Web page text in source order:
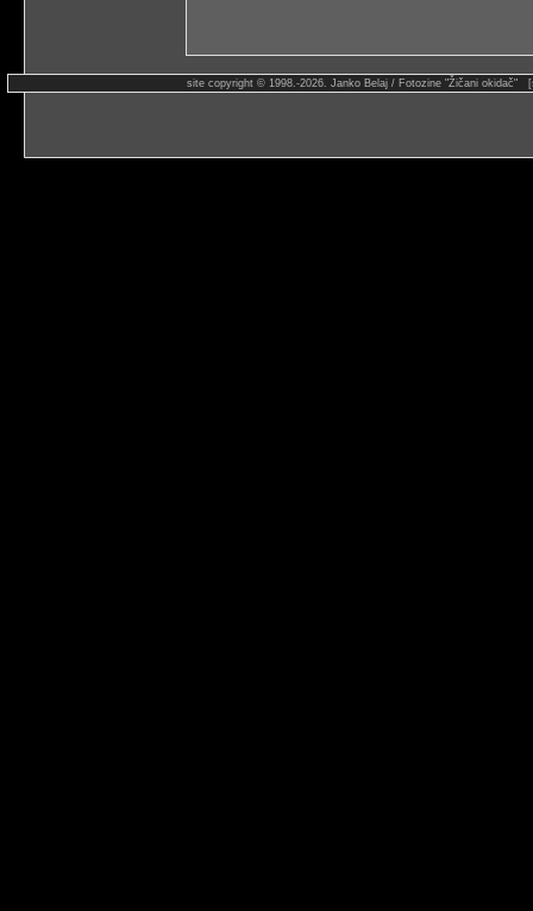
site copyright © 1998.-2026. Janko Belaj / Fotozine "Žičani okidač"